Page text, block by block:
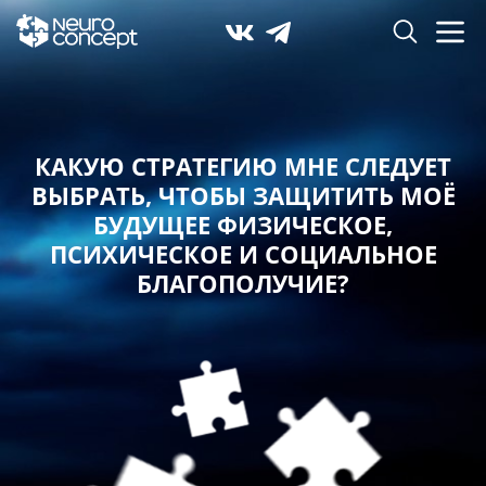
КАКУЮ СТРАТЕГИЮ МНЕ СЛЕДУЕТ
ВЫБРАТЬ,ЧТОБЫ ЗАЩИТИТЬ МОЁ
БУДУЩЕЕ ФИЗИЧЕСКОЕ,
ПСИХИЧЕСКОЕ И СОЦИАЛЬНОЕ
БЛАГОПОЛУЧИЕ?